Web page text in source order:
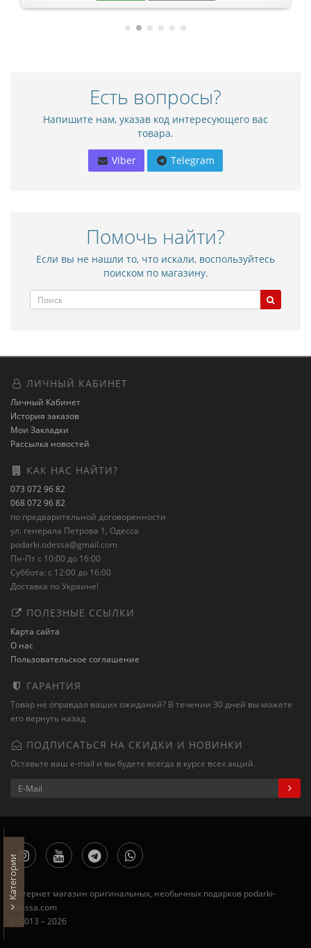
Есть вопросы?
Напишите нам, указав код интересующего вас
товара.
Viber Telegram
Помочь найти?
Если вы не нашли то, что искали, воспользуйтесь
поиском по магазину.
ЛИЧНЫЙ КАБИНЕТ
Личный Кабинет
История заказов
Мои Закладки
Рассылка новостей
КАК НАС НАЙТИ?
073 072 96 82
068 072 96 82
по предварительной договоренности
ул. генерала Петрова 1, Одесса
podarki.odessa@gmail.com
Пн-Пт с 10:00 до 16:00
Суббота: с 12:00 до 16:00
Доставка по Украине!
ПОЛЕЗНЫЕ ССЫЛКИ
Карта сайта
О нас
Пользовательское соглашение
ГАРАНТИЯ
Товар не оправдал ваших ожиданий? В течении 30 дней вы можете
его вернуть назад
ПОДПИСАТЬСЯ НА СКИДКИ И НОВИНКИ
Оставьте ваш e-mail и вы будете всегда в курсе всех акций.
Интернет магазин оригинальных, необычных подарков podarki-
odessa.com
© 2013 – 2026
Категории